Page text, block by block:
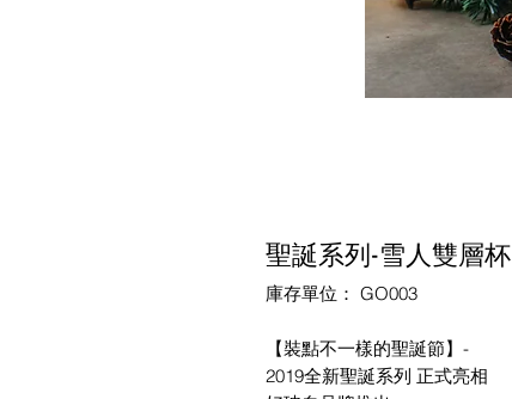
聖誕系列-雪人雙層杯
庫存單位： GO003
【裝點不一樣的聖誕節】-
2019全新聖誕系列 正式亮相